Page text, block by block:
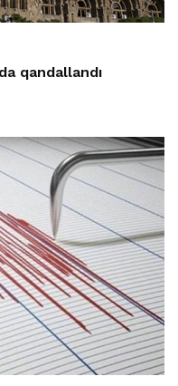
qandallandı